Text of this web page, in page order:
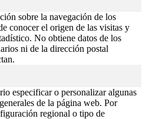
sobre la navegación de los
conocer el origen de las visitas y
No obtiene datos de los
ni de la dirección postal
especificar o personalizar algunas
de la página web. Por
regional o tipo de